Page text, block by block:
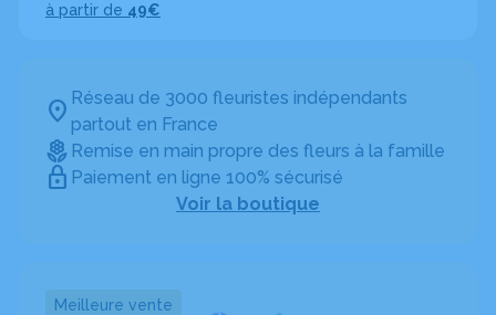
Réseau de 3000 fleuristes indépendants
partout en France
Remise en main propre des fleurs à la famille
Paiement en ligne 100% sécurisé
Voir la boutique
à partir de 49€
Meilleure vente